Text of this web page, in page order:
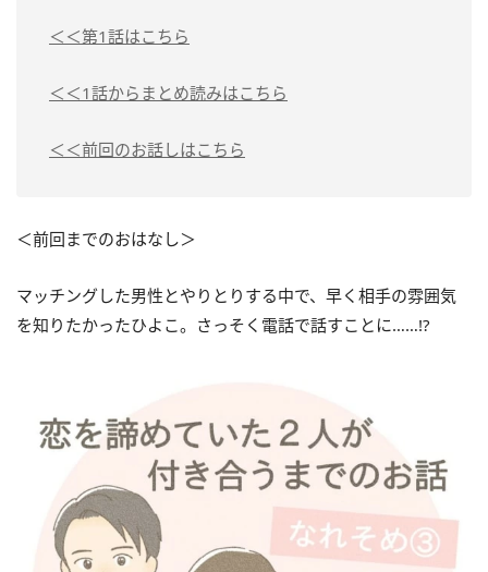
＜＜第1話はこちら
＜＜1話からまとめ読みはこちら
＜＜前回のお話しはこちら
＜前回までのおはなし＞
マッチングした男性とやりとりする中で、早く相手の雰囲気
を知りたかったひよこ。さっそく電話で話すことに……!?